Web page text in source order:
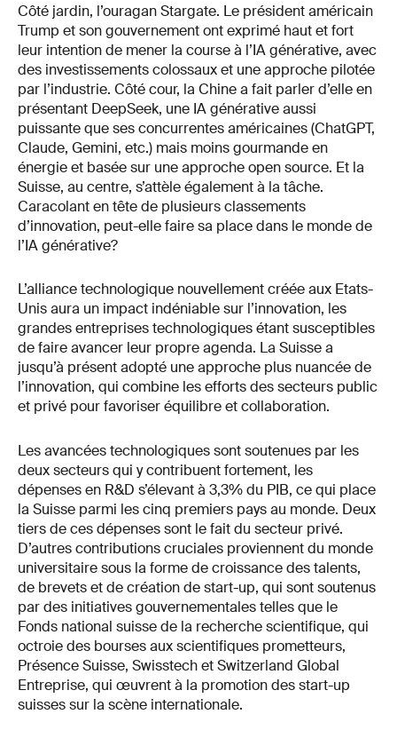
Côté jardin, l’ouragan Stargate. Le président américain
Trump et son gouvernement ont exprimé haut et fort
leur intention de mener la course à l’IA générative, avec
des investissements colossaux et une approche pilotée
par l’industrie. Côté cour, la Chine a fait parler d’elle en
présentant DeepSeek, une IA générative aussi
puissante que ses concurrentes américaines (ChatGPT,
Claude, Gemini, etc.) mais moins gourmande en
énergie et basée sur une approche open source. Et la
Suisse, au centre, s’attèle également à la tâche.
Caracolant en tête de plusieurs classements
d’innovation, peut-elle faire sa place dans le monde de
l’IA générative?
L’alliance technologique nouvellement créée aux Etats-
Unis aura un impact indéniable sur l’innovation, les
grandes entreprises technologiques étant susceptibles
de faire avancer leur propre agenda. La Suisse a
jusqu’à présent adopté une approche plus nuancée de
l’innovation, qui combine les efforts des secteurs public
et privé pour favoriser équilibre et collaboration.
Les avancées technologiques sont soutenues par les
deux secteurs qui y contribuent fortement, les
dépenses en R&D s’élevant à 3,3% du PIB, ce qui place
la Suisse parmi les cinq premiers pays au monde. Deux
tiers de ces dépenses sont le fait du secteur privé.
D’autres contributions cruciales proviennent du monde
universitaire sous la forme de croissance des talents,
de brevets et de création de start-up, qui sont soutenus
par des initiatives gouvernementales telles que le
Fonds national suisse de la recherche scientifique, qui
octroie des bourses aux scientifiques prometteurs,
Présence Suisse, Swisstech et Switzerland Global
Entreprise, qui œuvrent à la promotion des start-up
suisses sur la scène internationale.